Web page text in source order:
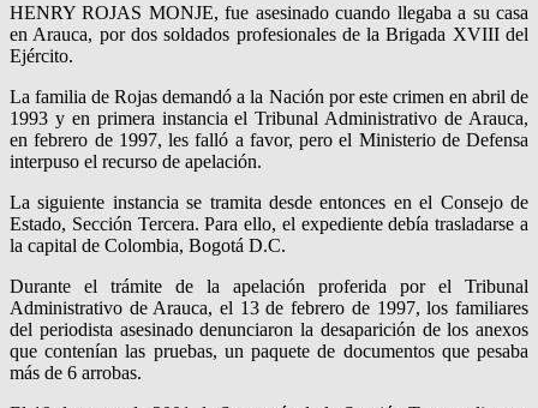
HENRY ROJAS MONJE, fue asesinado cuando llegaba a su casa
en Arauca, por dos soldados profesionales de la Brigada XVIII del
Ejército.
La familia de Rojas demandó a la Nación por este crimen en abril de
1993 y en primera instancia el Tribunal Administrativo de Arauca,
en febrero de 1997, les falló a favor, pero el Ministerio de Defensa
interpuso el recurso de apelación.
La siguiente instancia se tramita desde entonces en el Consejo de
Estado, Sección Tercera. Para ello, el expediente debía trasladarse a
la capital de Colombia, Bogotá D.C.
Durante el trámite de la apelación proferida por el Tribunal
Administrativo de Arauca, el 13 de febrero de 1997, los familiares
del periodista asesinado denunciaron la desaparición de los anexos
que contenían las pruebas, un paquete de documentos que pesaba
más de 6 arrobas.